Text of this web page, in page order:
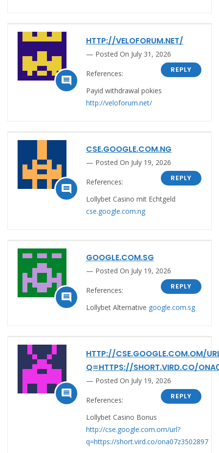

HTTP://VELOFORUM.NET/
Posted On July 31, 2026
REPLY
References:
Payid withdrawal pokies
http://veloforum.net/

CSE.GOOGLE.COM.NG
Posted On July 19, 2026
REPLY
References:
Lollybet Casino mit Echtgeld
cse.google.com.ng

GOOGLE.COM.SG
Posted On July 19, 2026
REPLY
References:
Lollybet Alternative google.com.sg

HTTP://CSE.GOOGLE.COM.OM/
Q=HTTPS://SHORT.VIRD.CO/
Posted On July 19, 2026
REPLY
References:
Lollybet Casino Bonus
http://cse.google.com.om/url?
q=https://short.vird.co/ona07z3502897